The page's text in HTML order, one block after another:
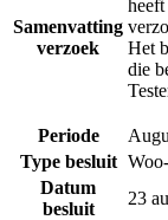
Samenvatting
verzoek
Het
die
Periode
Type besluit
Datum
besluit
23